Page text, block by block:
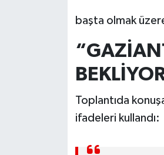
başta olmak
Toplantıda
ifadeleri kullandı: